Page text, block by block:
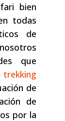
bien
todas
de
que
trekking
de
de
por la